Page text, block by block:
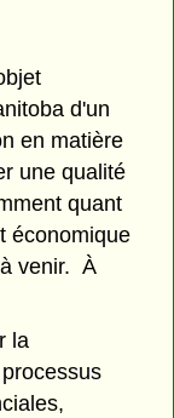
d'un
en matière
une qualité
quant
économique
venir. À
la